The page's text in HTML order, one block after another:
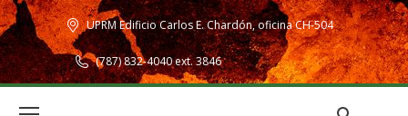
UPRM Edificio Carlos E. Chardón, oficina CH-504
(787) 832-4040 ext. 3846